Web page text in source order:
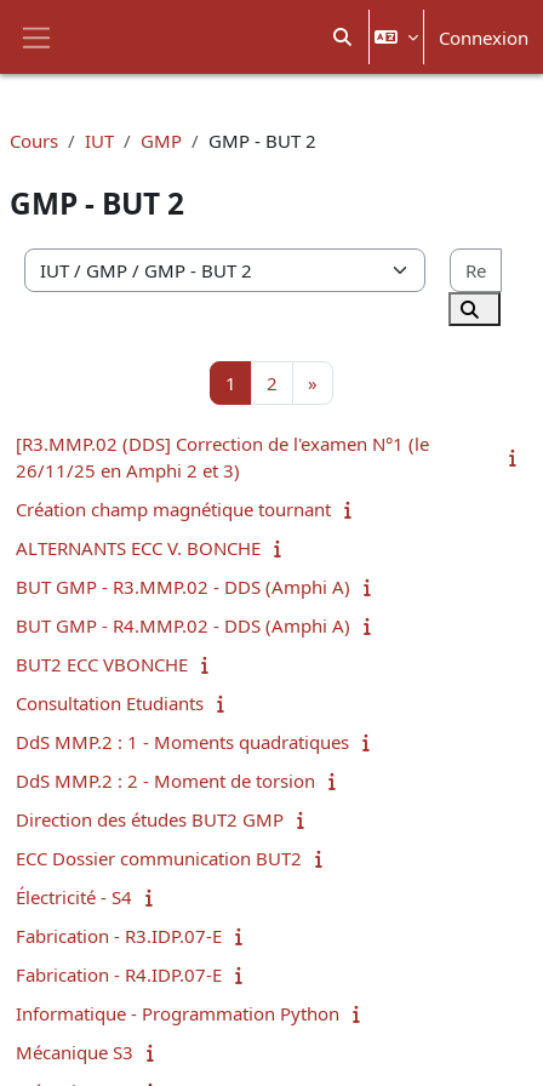
Activer/désactiver la
Connexion
Cours IUT GMP GMP - BUT 2
GMP - BUT 2
Catégories de cours
1 Page 1
2 Page 2
»
[R3.MMP.02 (DDS] Correction de l'examen N°1 (le
26/11/25 en Amphi 2 et 3)
Création champ magnétique tournant
ALTERNANTS ECC V. BONCHE
BUT GMP - R3.MMP.02 - DDS (Amphi A)
BUT GMP - R4.MMP.02 - DDS (Amphi A)
BUT2 ECC VBONCHE
Consultation Etudiants
DdS MMP.2 : 1 - Moments quadratiques
DdS MMP.2 : 2 - Moment de torsion
Direction des études BUT2 GMP
ECC Dossier communication BUT2
Électricité - S4
Fabrication - R3.IDP.07-E
Fabrication - R4.IDP.07-E
Informatique - Programmation Python
Mécanique S3